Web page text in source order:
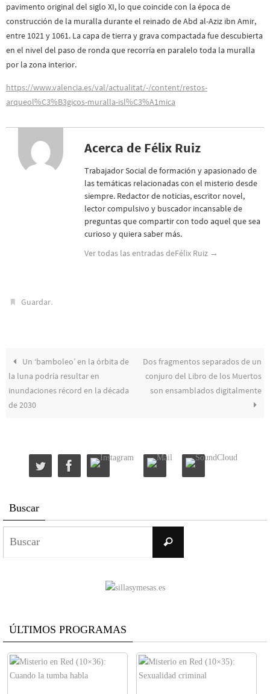
pavimento original del siglo XI, lo que coincide con la época de
construcción de la muralla durante el reinado de Abd al-Aziz ibn Amir,
entre 1021 y 1061. La capa de tierra y grava compactada fue descubierta
en el nivel del paso de ronda que recorría en paralelo toda la muralla
por la zona interior.
https://www.valencia.es/val/actualitat/-/content/restos-
arqueol%C3%B3gicos-muralla-isl%C3%A1mica
Acerca de Félix Ruiz
Trabajador Social de formación y apasionado de
las temáticas relacionadas con el misterio desde
siempre. Redactor de noticias, escritor novel,
lector compulsivo y buscador incansable de
preguntas que compartir con todo aquel que sea
curioso y quiera saber más.
Ver todas las entradas deFélix Ruiz →
Guardar.
Un ‘bamboleo’ en la órbita de
la luna podría resultar en
inundaciones récord en la década
de 2030
Dos fragmentos separados de un
conjuro del Libro de los Muertos
son ensamblados digitalmente
Buscar
Buscar
ÚLTIMOS PROGRAMAS